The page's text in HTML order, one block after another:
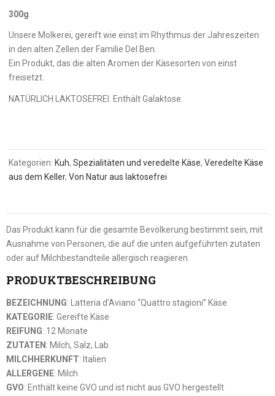
300g
Unsere Molkerei, gereift wie einst im Rhythmus der Jahreszeiten
in den alten Zellen der Familie Del Ben.
Ein Produkt, das die alten Aromen der Käsesorten von einst
freisetzt.
NATÜRLICH LAKTOSEFREI. Enthält Galaktose.
Kategorien: Kuh,Spezialitäten und veredelte Käse,Veredelte Käse
aus dem Keller,Von Natur aus laktosefrei
Das Produkt kann für die gesamte Bevölkerung bestimmt sein, mit
Ausnahme von Personen, die auf die unten aufgeführten zutaten
oder auf Milchbestandteile allergisch reagieren.
PRODUKTBESCHREIBUNG
BEZEICHNUNG: Latteria d’Aviano “Quattro stagioni” Käse
KATEGORIE: Gereifte Käse
REIFUNG: 12 Monate
ZUTATEN : Milch, Salz, Lab
MILCHHERKUNFT: Italien
ALLERGENE: Milch
GVO: Enthält keine GVO und ist nicht aus GVO hergestellt